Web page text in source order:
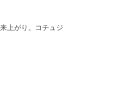
上がり。コチュジ